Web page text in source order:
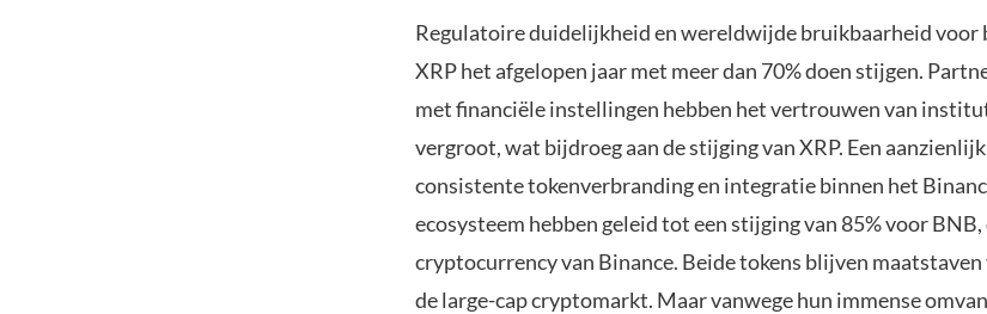
Regulatoire duidelijkheid en wereldwijde bruikbaarheid voor
XRP het afgelopen jaar met meer dan 70% doen stijgen.
met financiële instellingen hebben het vertrouwen van
vergroot, wat bijdroeg aan de stijging van XRP. Een
consistente tokenverbranding en integratie binnen het
ecosysteem hebben geleid tot een stijging van 85% voor BNB,
cryptocurrency van Binance. Beide tokens blijven
de large-cap cryptomarkt. Maar vanwege hun immense